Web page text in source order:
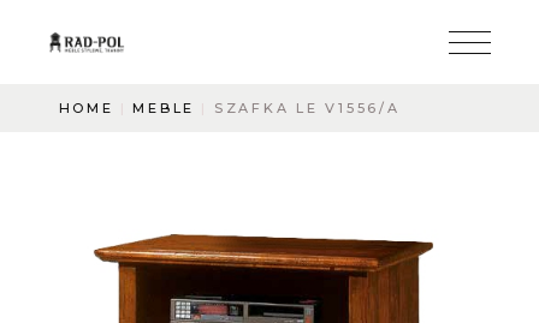
HOME MEBLE SZAFKA LE V1556/A